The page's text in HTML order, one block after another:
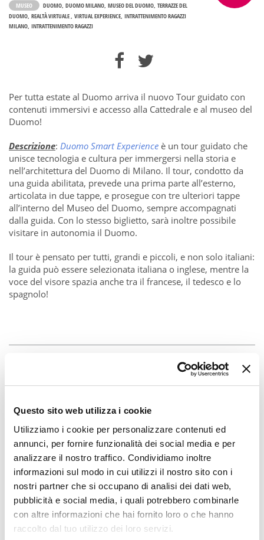
Questo sito web utilizza i cookie
Utilizziamo i cookie per personalizzare contenuti ed
annunci, per fornire funzionalità dei social media e per
analizzare il nostro traffico. Condividiamo inoltre
informazioni sul modo in cui utilizzi il nostro sito con i
nostri partner che si occupano di analisi dei dati web,
pubblicità e social media, i quali potrebbero combinarle
con altre informazioni che hai fornito loro o che hanno
raccolto dal tuo utilizzo dei loro servizi.
MUSEO DUOMO DUOMO MILANO MUSEO DEL DUOMO TERRAZZE DEL
DUOMO REALTÀ VIRTUALE VIRTUAL EXPERIENCE INTRATTENIMENTO RAGAZZI
MILANO INTRATTENIMENTO RAGAZZI
Per tutta estate al Duomo arriva il nuovo Tour guidato con
contenuti immersivi e accesso alla Cattedrale e al museo del
Duomo!
Descrizione: Duomo Smart Experience è un tour guidato che
unisce tecnologia e cultura per immergersi nella storia e
nell’architettura del Duomo di Milano. Il tour, condotto da
una guida abilitata, prevede una prima parte all’esterno,
articolata in due tappe, e prosegue con tre ulteriori tappe
all’interno del Museo del Duomo, sempre accompagnati
dalla guida. Con lo stesso biglietto, sarà inoltre possibile
visitare in autonomia il Duomo.
Il tour è pensato per tutti, grandi e piccoli, e non solo italiani:
la guida può essere selezionata italiana o inglese, mentre la
voce del visore spazia anche tra il francese, il tedesco e lo
spagnolo!